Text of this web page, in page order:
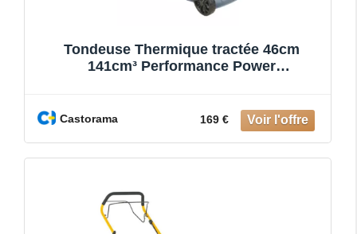
Tondeuse Thermique tractée 46cm
141cm³ Performance Power
Castorama 169 €